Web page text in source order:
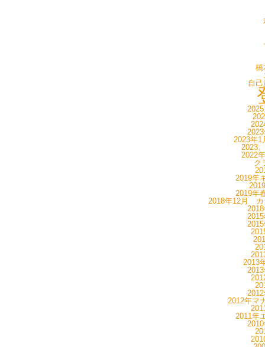
橋
自
2023年1
2023
2022
ク
2019年
2019年
2018年12月 カ
2013
2012年マ
2011年